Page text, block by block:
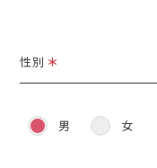
性別 ＊
男 女